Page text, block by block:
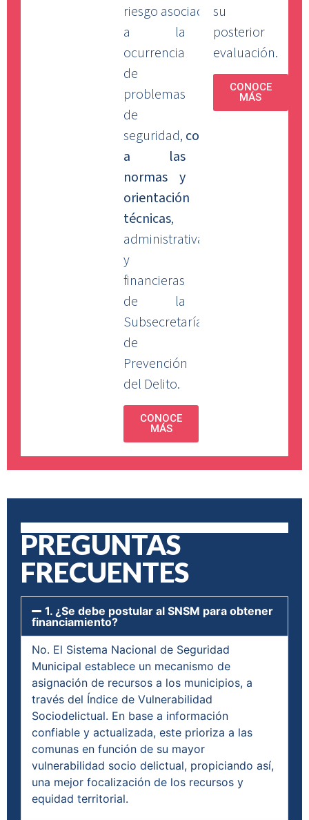
riesgo asociados
a la
ocurrencia
de
problemas
de
seguridad, conforme
a las
normas y
orientación
técnicas,
administrativas
y
financieras
de la
Subsecretaría
de
Prevención
del Delito.
CONOCE
MÁS
su
posterior
evaluación.
CONOCE
MÁS
PREGUNTAS
FRECUENTES
1. ¿Se debe postular al SNSM para obtener
financiamiento?
No. El Sistema Nacional de Seguridad
Municipal establece un mecanismo de
asignación de recursos a los municipios, a
través del Índice de Vulnerabilidad
Sociodelictual. En base a información
confiable y actualizada, este prioriza a las
comunas en función de su mayor
vulnerabilidad socio delictual, propiciando así,
una mejor focalización de los recursos y
equidad territorial.